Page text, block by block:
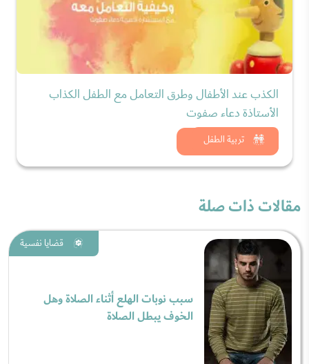
تربية الطفل
الكذب عند الأطفال وطرق التعامل مع الطفل الكذاب
الأستاذة دعاء صفوت
شاهد الان
مقالات ذات صلة
قضايا نفسية
سبب نوبات الهلع أثناء الصلاة وهل
الخوف يبطل الصلاة